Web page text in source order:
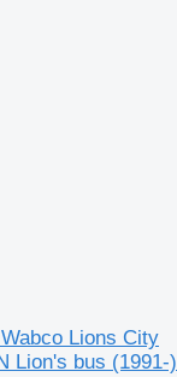
Lions City
Lion's bus (1991-)